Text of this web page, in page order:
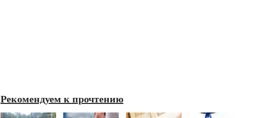
Рекомендуем к прочтению